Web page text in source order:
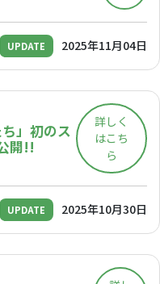
UPDATE 2025年11月04日
ち」初のス
開!!
詳しく
はこち
ら
UPDATE 2025年10月30日